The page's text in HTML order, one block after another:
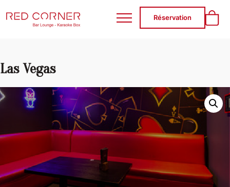
RED CORNER
Réservation
Las Vegas